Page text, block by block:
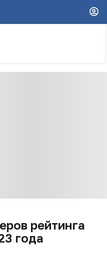
рейтинга
года